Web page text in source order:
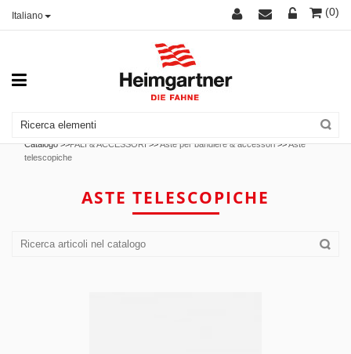
Italiano (0)
Catalogo >>PALI & ACCESSORI >>Aste per bandiere & accessori >>Aste
telescopiche
ASTE TELESCOPICHE